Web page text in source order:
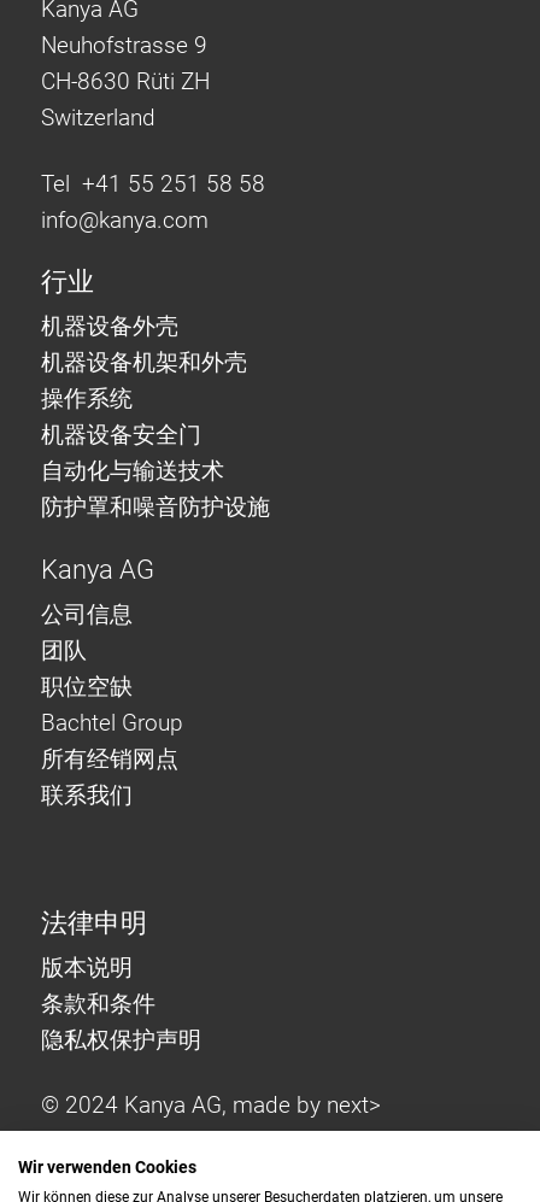
Kanya AG
Neuhofstrasse 9
CH-8630 Rüti ZH
Switzerland
Tel +41 55 251 58 58
info@kanya.com
行业
机器设备外壳
机器设备机架和外壳
操作系统
机器设备安全门
自动化与输送技术
防护罩和噪音防护设施
Kanya AG
公司信息
团队
职位空缺
Bachtel Group
所有经销网点
联系我们
法律申明
版本说明
条款和条件
隐私权保护声明
© 2024 Kanya AG, made by next>
Wir verwenden Cookies
Wir können diese zur Analyse unserer Besucherdaten platzieren, um unsere